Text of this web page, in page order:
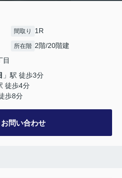
間取り 1R
所在階 2階/20階建
目
」駅 徒歩3分
徒歩4分
歩8分
お問い合わせ